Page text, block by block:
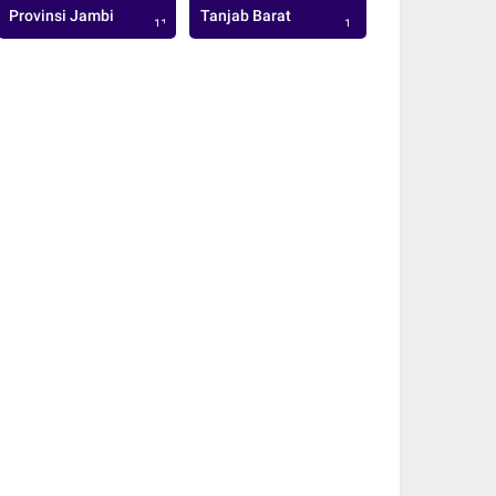
Provinsi Jambi 113 Tanjab Barat 1